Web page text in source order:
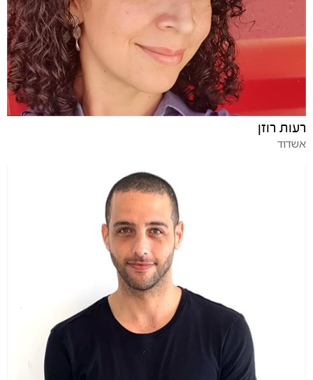
רעות רוזן
אשדוד